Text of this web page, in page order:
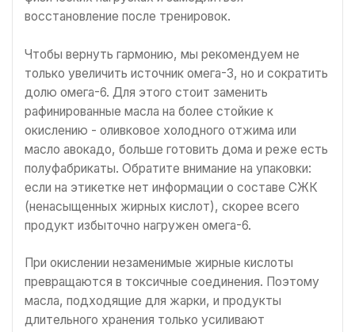
восстановление после тренировок.
Чтобы вернуть гармонию, мы рекомендуем не
только увеличить источник омега-3, но и сократить
долю омега-6. Для этого стоит заменить
рафинированные масла на более стойкие к
окислению - оливковое холодного отжима или
масло авокадо, больше готовить дома и реже есть
полуфабрикаты. Обратите внимание на упаковки:
если на этикетке нет информации о составе СЖК
(ненасыщенных жирных кислот), скорее всего
продукт избыточно нагружен омега-6.
При окислении незаменимые жирные кислоты
превращаются в токсичные соединения. Поэтому
масла, подходящие для жарки, и продукты
длительного хранения только усиливают